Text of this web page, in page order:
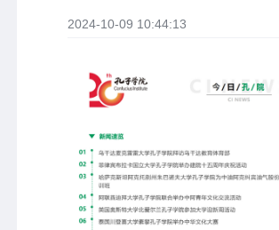
2024-10-09 10:44:13